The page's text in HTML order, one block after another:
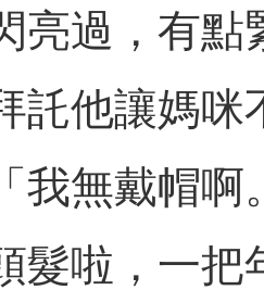
亮過，有點
託他讓媽咪
我無戴帽啊
髮啦，一把